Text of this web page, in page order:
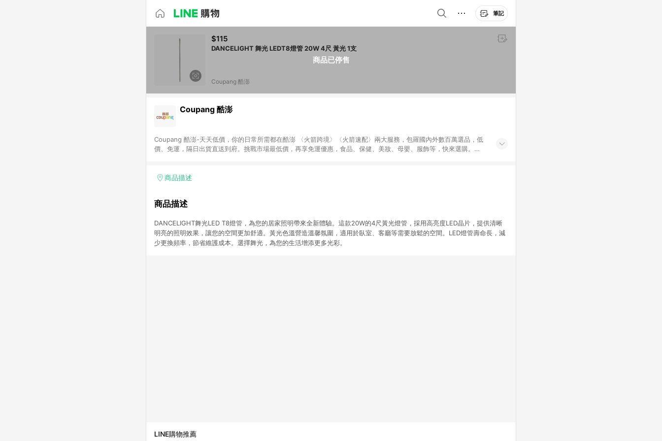
筆記
商品已停售
$115
DANCELIGHT 舞光 LEDT8燈管 20W 4尺 黃光 1支
Coupang 酷澎
Coupang 酷澎
Coupang 酷澎-天天低價，你的日常所需都在酷澎 〈火箭跨境〉〈火箭速配〉兩大服務，包羅國內外數百萬選品，低
價、免運，隔日出貨直送到府。挑戰市場最低價，再享免運優惠，食品、保健、美妝、母嬰、服飾等，快來選購。
商品描述
商品描述
DANCELIGHT舞光LED T8燈管，為您的居家照明帶來全新體驗。這款20W的4尺黃光燈管，採用高亮度LED晶片，提供清晰
明亮的照明效果，讓您的空間更加舒適。黃光色溫營造溫馨氛圍，適用於臥室、客廳等需要放鬆的空間。LED燈管壽命長，減
少更換頻率，節省維護成本。選擇舞光，為您的生活增添更多光彩。
LINE購物推薦